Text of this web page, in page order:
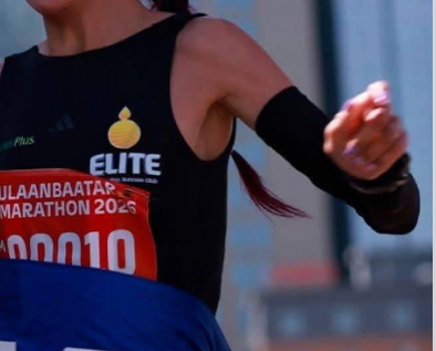
ын хүчин чадалтай ДЦС-ын технологийн анхн..